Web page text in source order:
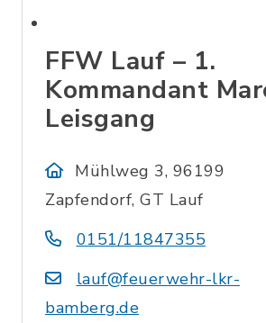
FFW Lauf – 1.
Kommandant
Leisgang
Mühlweg 3, 96199
Zapfendorf, GT Lauf
0151/11847355
lauf@feuerwehr-lkr-
bamberg.de